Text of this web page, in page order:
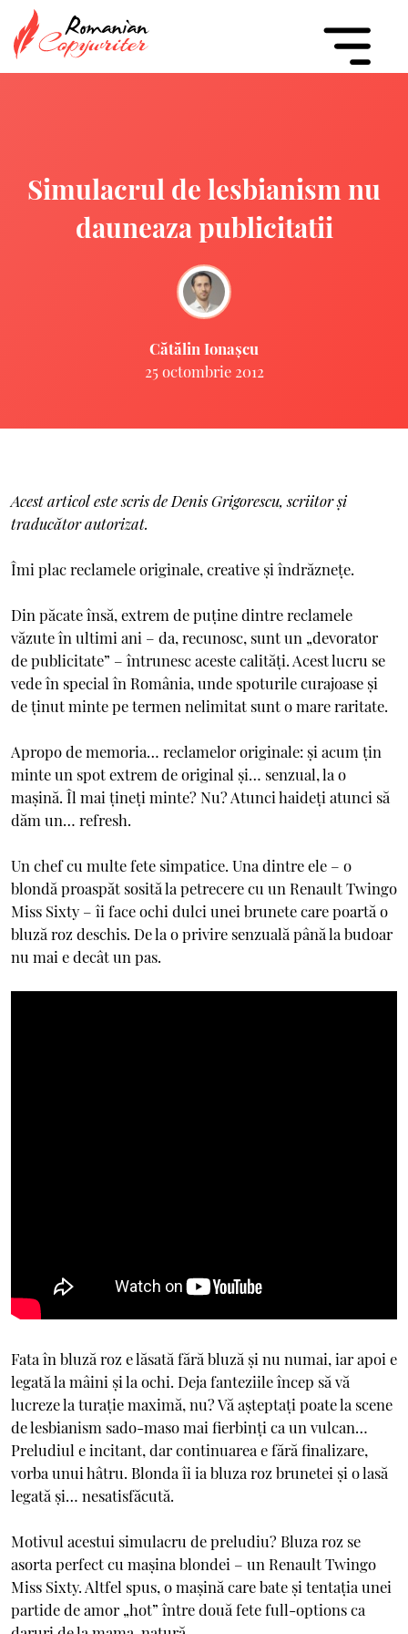
Simulacrul de lesbianism nu
dauneaza publicitatii
Cătălin Ionașcu
25 octombrie 2012
Acest articol este scris de Denis Grigorescu, scriitor și
traducător autorizat.
Îmi plac reclamele originale, creative şi îndrăzneţe.
Din păcate însă, extrem de puţine dintre reclamele
văzute în ultimi ani – da, recunosc, sunt un „devorator
de publicitate” – întrunesc aceste calităţi. Acest lucru se
vede în special în România, unde spoturile curajoase şi
de ţinut minte pe termen nelimitat sunt o mare raritate.
Apropo de memoria… reclamelor originale: şi acum ţin
minte un spot extrem de original şi… senzual, la o
maşină. Îl mai ţineţi minte? Nu? Atunci haideţi atunci să
dăm un… refresh.
Un chef cu multe fete simpatice. Una dintre ele – o
blondă proaspăt sosită la petrecere cu un Renault Twingo
Miss Sixty – îi face ochi dulci unei brunete care poartă o
bluză roz deschis. De la o privire senzuală până la budoar
nu mai e decât un pas.
Fata în bluză roz e lăsată fără bluză şi nu numai, iar apoi e
legată la mâini şi la ochi. Deja fanteziile încep să vă
lucreze la turaţie maximă, nu? Vă aşteptaţi poate la scene
de lesbianism sado-maso mai fierbinţi ca un vulcan…
Preludiul e incitant, dar continuarea e fără finalizare,
vorba unui hâtru. Blonda îi ia bluza roz brunetei şi o lasă
legată şi… nesatisfăcută.
Motivul acestui simulacru de preludiu? Bluza roz se
asorta perfect cu maşina blondei – un Renault Twingo
Miss Sixty. Altfel spus, o maşină care bate şi tentaţia unei
partide de amor „hot” între două fete full-options ca